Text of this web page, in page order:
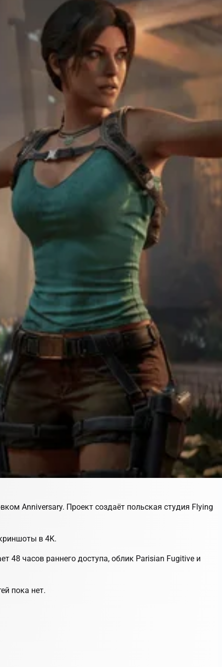
Anniversary. Проект создаёт польская студия Flying
в 4K.
48 часов раннего доступа, облик Parisian Fugitive и
пока нет.